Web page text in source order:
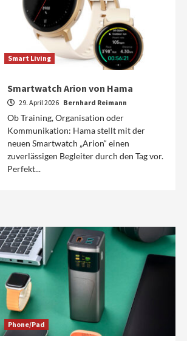
Smart Living
Smartwatch Arion von Hama
29. April 2026 Bernhard Reimann
Ob Training, Organisation oder
Kommunikation: Hama stellt mit der
neuen Smartwatch „Arion“ einen
zuverlässigen Begleiter durch den Tag vor.
Perfekt...
Phone/Pad